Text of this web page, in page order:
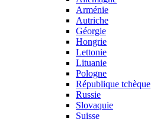
Arménie
Autriche
Géorgie
Hongrie
Lettonie
Lituanie
Pologne
République tchèque
Russie
Slovaquie
Suisse